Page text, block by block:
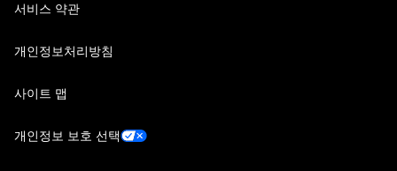
서비스 약관
개인정보처리방침
사이트 맵
개인정보 보호 선택